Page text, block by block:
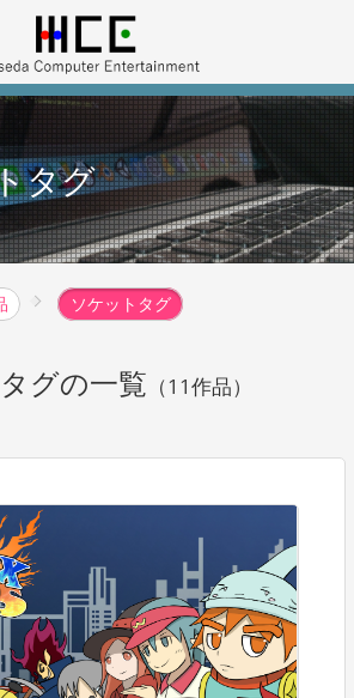
タグ
ソケットタグ
グの一覧 （11作品）